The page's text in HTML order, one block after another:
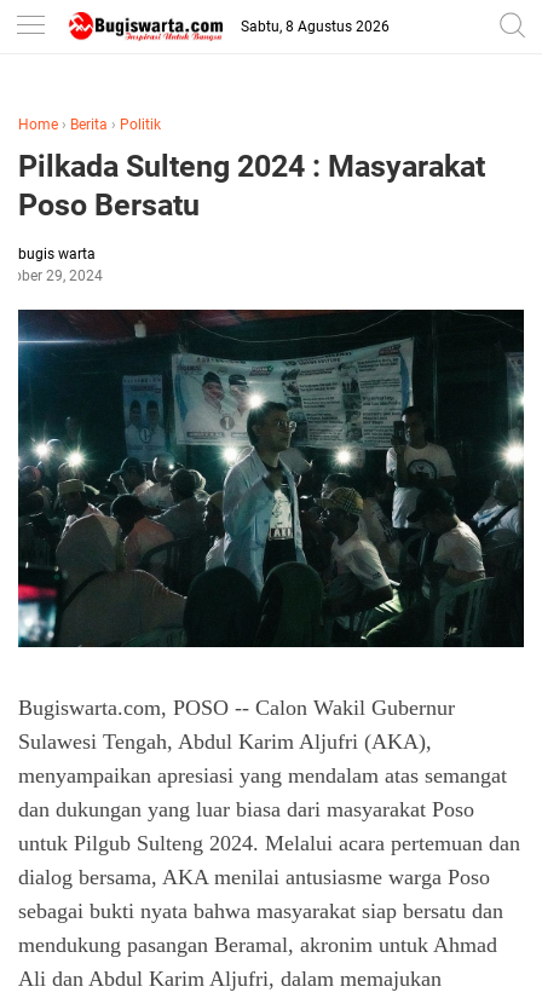
-->
Sabtu, 8 Agustus 2026
Home › Berita › Politik
Pilkada Sulteng 2024 : Masyarakat
Poso Bersatu
bugis warta
29, 2024
Bugiswarta.com, POSO -- Calon Wakil Gubernur
Sulawesi Tengah, Abdul Karim Aljufri (AKA),
menyampaikan apresiasi yang mendalam atas semangat
dan dukungan yang luar biasa dari masyarakat Poso
untuk Pilgub Sulteng 2024. Melalui acara pertemuan dan
dialog bersama, AKA menilai antusiasme warga Poso
sebagai bukti nyata bahwa masyarakat siap bersatu dan
mendukung pasangan Beramal, akronim untuk Ahmad
Ali dan Abdul Karim Aljufri, dalam memajukan